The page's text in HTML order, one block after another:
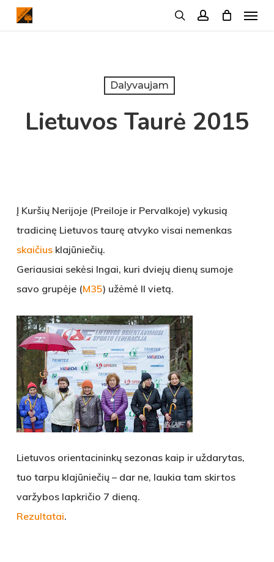
Skip
Menu
Dalyvaujam
Lietuvos Taurė 2015
Į Kuršių Nerijoje (Preiloje ir Pervalkoje) vykusią
tradicinę Lietuvos taurę atvyko visai nemenkas
skaičius klajūniečių.
Geriausiai sekėsi Ingai, kuri dviejų dienų sumoje
savo grupėje (M35) užėmė II vietą.
Lietuvos orientacininkų sezonas kaip ir uždarytas,
tuo tarpu klajūniečių – dar ne, laukia tam skirtos
varžybos lapkričio 7 dieną.
Rezultatai.